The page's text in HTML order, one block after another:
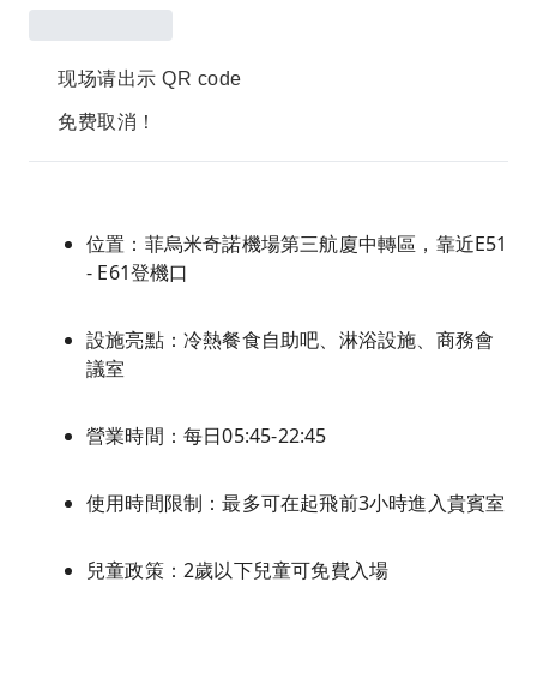
现场请出示 QR code
免费取消！
位置：菲烏米奇諾機場第三航廈中轉區，靠近E51
- E61登機口
設施亮點：冷熱餐食自助吧、淋浴設施、商務會
議室
營業時間：每日05:45-22:45
使用時間限制：最多可在起飛前3小時進入貴賓室
兒童政策：2歲以下兒童可免費入場